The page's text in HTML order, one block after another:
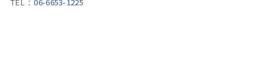
TEL：06-6653-1225